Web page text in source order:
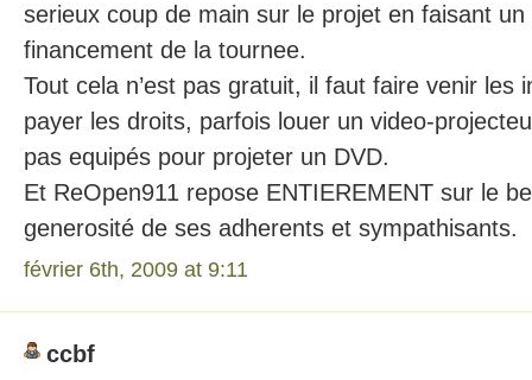
serieux coup de main sur le projet en faisant
financement de la tournee.
Tout cela n’est pas gratuit, il faut faire venir les
payer les droits, parfois louer un video-
pas equipés pour projeter un DVD.
Et ReOpen911 repose ENTIEREMENT sur le
generosité de ses adherents et sympathisants.
février 6th, 2009 at 9:11
ccbf